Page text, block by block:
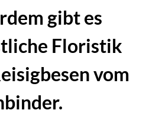
gibt es
Floristik
vom